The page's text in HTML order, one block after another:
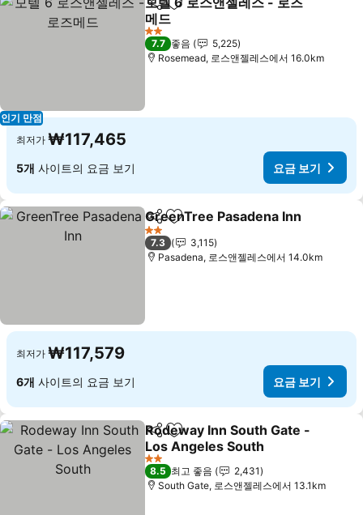
인기 만점
공유 즐겨찾기에 추가
메드
요금 보기
2 성급
7.7 좋음
5,225
Rosemead, 로스앤젤레스에서 16.0km
최저가 ₩117,465
5개 사이트의 요금 보기 요금 보기
공유 즐겨찾기에 추가
GreenTree Pasadena Inn
2 성급
7.3
3,115
Pasadena, 로스앤젤레스에서 14.0km
최저가 ₩117,579
6개 사이트의 요금 보기 요금 보기
공유 즐겨찾기에 추가
Rodeway Inn South Gate -
Los Angeles South
요금 보기
2 성급
8.5 최고 좋음
2,431
South Gate, 로스앤젤레스에서 13.1km